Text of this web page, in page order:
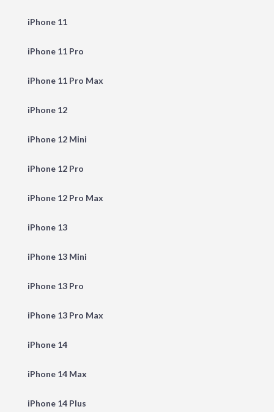
iPhone 11
iPhone 11 Pro
iPhone 11 Pro Max
iPhone 12
iPhone 12 Mini
iPhone 12 Pro
iPhone 12 Pro Max
iPhone 13
iPhone 13 Mini
iPhone 13 Pro
iPhone 13 Pro Max
iPhone 14
iPhone 14 Max
iPhone 14 Plus